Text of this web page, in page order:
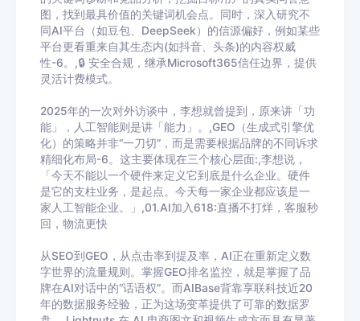
图，找到最具价值的关键词机会点。同时，深入研究不
同AI平台（如豆包、DeepSeek）的信源偏好，例如某些
平台更看重来自其生态内(如抖音、头条)的内容权威
性-6。,🔒 安全合规，继承Microsoft365信任边界，提供
灵活计费模式。
2025年的一次对外访谈中，李想就曾提到，原来讲「功
能」，人工智能则是讲「能力」。,GEO（生成式引擎优
化）的策略并非“一刀切”，而是需要根据品牌的不同诉求
精细化布局-6。这主要体现在三个核心层面:,李想说，
「今天不能以一个硬件来定义它到底是什么企业。硬件
是它的支柱业务，是起点。今天每一家企业都应该是一
家人工智能企业。」,01.AI加入618:直播不打烊，客服秒
回，物流更快
从SEO到GEO，从点击率到提及率，AI正在重新定义数
字世界的流量规则。掌握GEO排名监控，就是掌握了品
牌在AI对话中的“话语权”。而AIBase背靠享联科技近20
年的数据服务经验，正为这场变革提供了可靠的数据罗